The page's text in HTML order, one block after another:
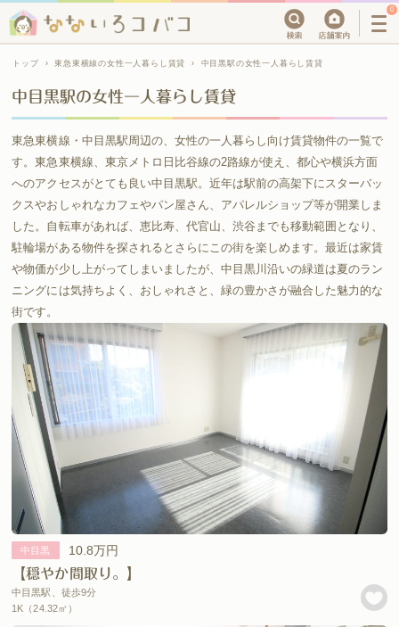
0
トップ › 東急東横線の女性一人暮らし賃貸 › 中目黒駅の女性一人暮らし賃貸
中目黒駅の女性一人暮らし賃貸
東急東横線・中目黒駅周辺の、女性の一人暮らし向け賃貸物件の一覧で
す。東急東横線、東京メトロ日比谷線の2路線が使え、都心や横浜方面
へのアクセスがとても良い中目黒駅。近年は駅前の高架下にスターバッ
クスやおしゃれなカフェやパン屋さん、アパレルショップ等が開業しま
した。自転車があれば、恵比寿、代官山、渋谷までも移動範囲となり、
駐輪場がある物件を探されるとさらにこの街を楽しめます。最近は家賃
や物価が少し上がってしまいましたが、中目黒川沿いの緑道は夏のラン
ニングには気持ちよく、おしゃれさと、緑の豊かさが融合した魅力的な
街です。
中目黒
10.8万円
【穏やか間取り。】
中目黒駅、徒歩9分
1K（24.32㎡）